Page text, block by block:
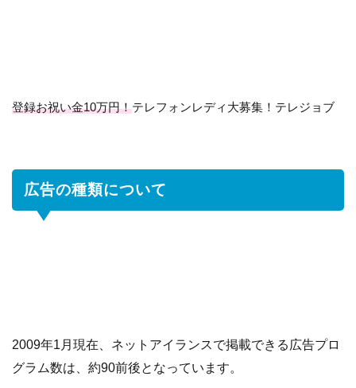
て
ト
ア
イ
方
3 ネ
登録お祝い金10万円！テレフォンレディ大募集！テレジョブ
広告の種類について
2009年1月現在、ネットアイランスで掲載できる広告プロ
グラム数は、約90前後となっています。